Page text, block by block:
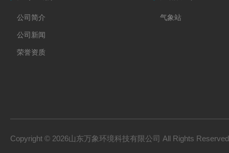
公司简介
公司新闻
荣誉资质
气象站
Copyright © 2026山东万象环境科技有限公司 All Rights